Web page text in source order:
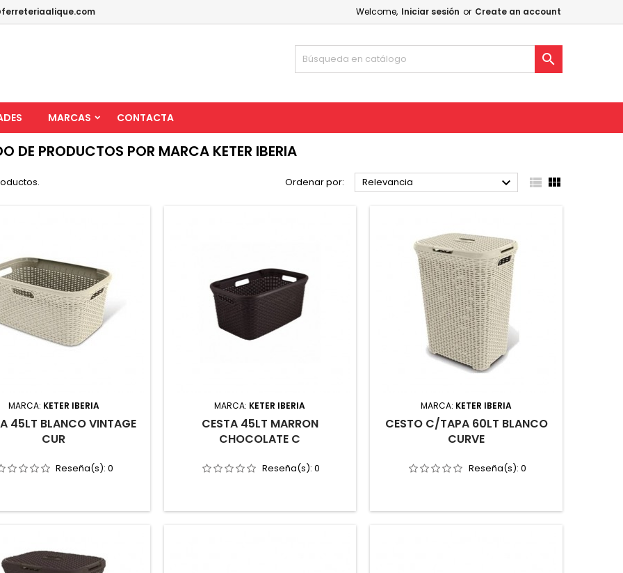
Welcome, Iniciar sesión or Create an account

MARCAS CONTACTA
DE PRODUCTOS POR MARCA KETER IBERIA
Ordenar por: Relevancia   
MARCA: KETER IBERIA
45LT BLANCO VINTAGE
CUR
Reseña(s):0
MARCA: KETER IBERIA
CESTA 45LT MARRON
CHOCOLATE C
Reseña(s): 0
MARCA: KETER IBERIA
CESTO C/TAPA 60LT BLANCO
CURVE
Reseña(s): 0